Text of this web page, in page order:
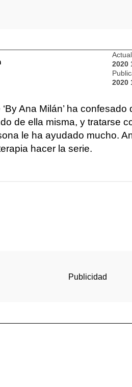
2020
2020
Ana Milán’ ha
de ella misma, y tratarse
le ha ayudado mucho.
hacer la serie.